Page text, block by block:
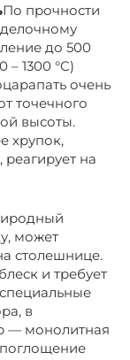
По прочности
до 500
– 1300 °C)
очень
точечного
высоты.
хрупок,
на
может
столешнице.
и требует
в
— монолитная